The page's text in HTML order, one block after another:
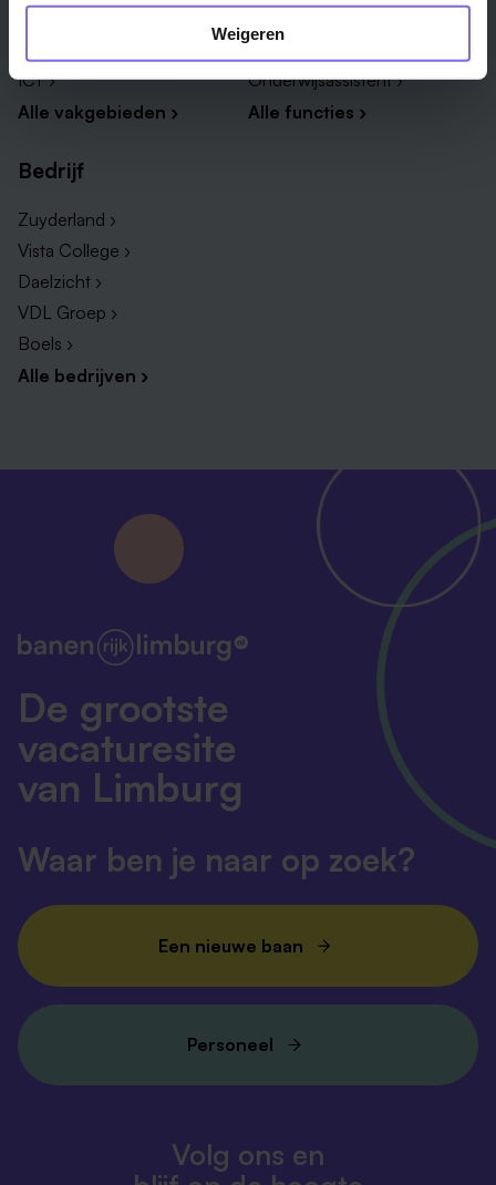
Weigeren
ICT ›
Alle vakgebieden ›
HR adviseur ›
Onderwijsassistent ›
Alle functies ›
Bedrijf
Zuyderland ›
Vista College ›
Daelzicht ›
VDL Groep ›
Boels ›
Alle bedrijven ›
De grootste
vacaturesite
van Limburg
Waar ben je naar op zoek?
Een nieuwe baan
Personeel
Volg ons en